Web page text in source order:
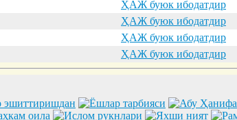
ҲАЖ буюк ибодатдир
ҲАЖ буюк ибодатдир
ҲАЖ буюк ибодатдир
ҲАЖ буюк ибодатдир